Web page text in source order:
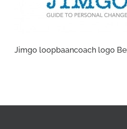
Jimgo loopbaancoach logo